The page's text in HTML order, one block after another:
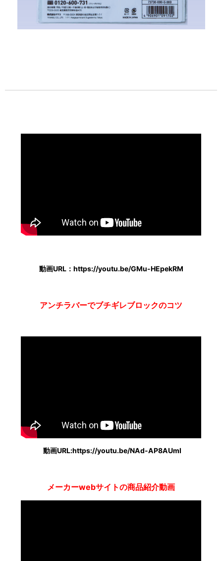
動画URL：https://youtu.be/GMu-HEpekRM
アンチラバーでブチギレブロックのコツ
動画URL:https://youtu.be/NAd-AP8AUmI
メーカーwebサイトの商品紹介動画